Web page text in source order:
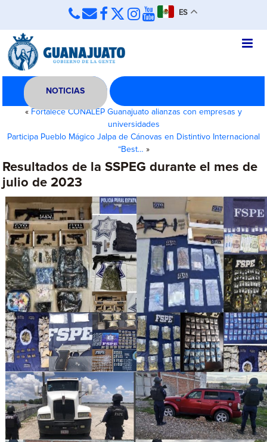
ES
NOTICIAS
« Fortalece CONALEP Guanajuato alianzas con empresas y
universidades
Participa Pueblo Mágico Jalpa de Cánovas en Distintivo Internacional
“Best… »
Resultados de la SSPEG durante el mes de
julio de 2023